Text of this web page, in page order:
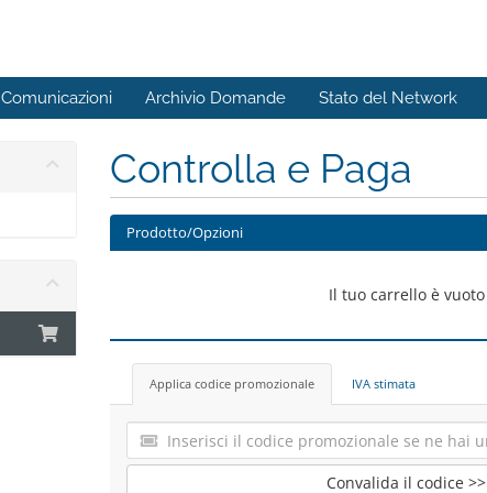
Comunicazioni Archivio Domande Stato del Network
Controlla e Paga
Prodotto/Opzioni
Il tuo carrello è vuoto
Applica codice promozionale IVA stimata
Convalida il codice >>